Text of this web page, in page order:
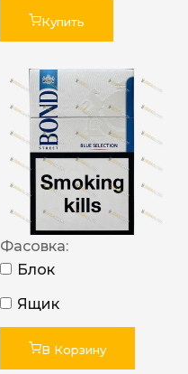
Купить
Фасовка:
Блок
Ящик
В Корзину